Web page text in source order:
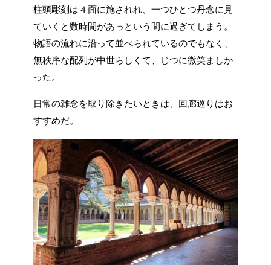
柱頭彫刻は４面に施されれ、一つひとつ丹念に見
ていくと数時間があっという間に過ぎてしまう。
物語の流れに沿って並べられているのでもなく、
無秩序な配列が中世らしくて、じつに微笑ましか
った。
日常の雑念を取り除きたいときは、回廊巡りはお
すすめだ。